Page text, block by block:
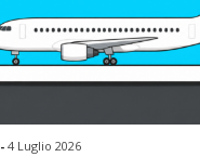
- 4 Luglio 2026